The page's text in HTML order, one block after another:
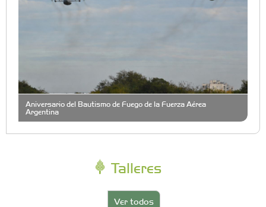
Aniversario del Bautismo de Fuego de la Fuerza Aérea
Argentina
Talleres
Ver todos